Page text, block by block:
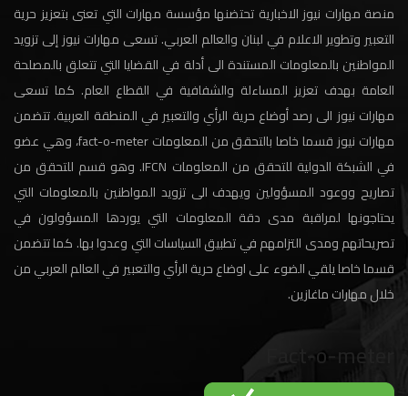
منصة مهارات نيوز الاخبارية تحتضنها مؤسسة مهارات التي تعنى بتعزيز حرية
التعبير وتطوير الاعلام في لبنان والعالم العربي. تسعى مهارات نيوز إلى تزويد
المواطنين بالمعلومات المستندة الى أدلة في القضايا التي تتعلق بالمصلحة
العامة بهدف تعزيز المساءلة والشفافية في القطاع العام. كما تسعى
مهارات نيوز الى رصد أوضاع حرية الرأي والتعبير في المنطقة العربية. تتضمن
مهارات نيوز قسما خاصا بالتحقق من المعلومات fact-o-meter، وهي عضو
في الشبكة الدولية للتحقق من المعلومات IFCN. وهو قسم للتحقق من
تصاريح ووعود المسؤولين ويهدف الى تزويد المواطنين بالمعلومات التي
يحتاجونها لمراقبة مدى دقة المعلومات التي يوردها المسؤولون في
تصريحاتهم ومدى التزامهم في تطبيق السياسات التي وعدوا بها. كما تتضمن
قسما خاصا يلقي الضوء على اوضاع حرية الرأي والتعبير في العالم العربي من
خلال مهارات ماغازين.
Fact-o-meter